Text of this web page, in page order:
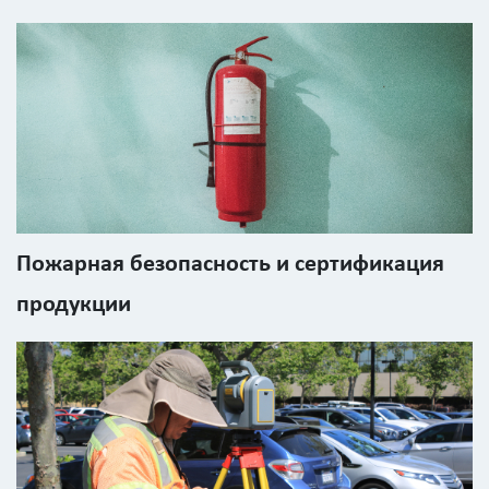
Пожарная безопасность и сертификация
продукции